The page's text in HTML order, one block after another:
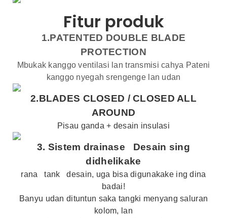
Fitur produk
1.PATENTED DOUBLE BLADE
PROTECTION
Mbukak kanggo ventilasi lan transmisi cahya Pateni
kanggo nyegah srengenge lan udan
2.BLADES CLOSED /CLOSED ALL
AROUND
Pisau ganda + desain insulasi
3. Sistem drainase
Desain sing
didhelikake
rana tank
desain, uga bisa digunakake ing dina
badai!
Banyu udan dituntun saka tangki menyang saluran
kolom, lan